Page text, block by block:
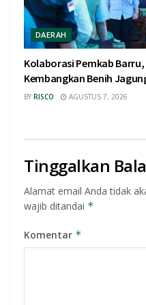
DAERAH
Kolaborasi Pemkab Barru,
Kembangkan Benih
BY RISCO AGUSTUS 7, 2026
Tinggalkan
Alamat email Anda tidak
wajib ditandai *
Komentar *